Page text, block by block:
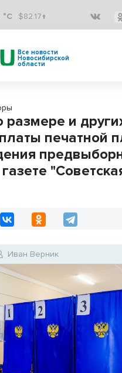
°C $82.17↑
Все новости
Новосибирской
области
размере и
печатной
Иван Верник